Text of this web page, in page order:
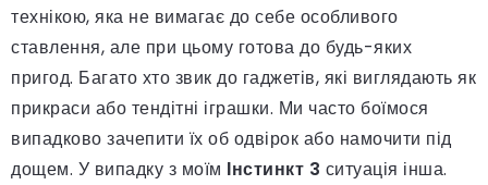
технікою, яка не вимагає до себе особливого
ставлення, але при цьому готова до будь-яких
пригод. Багато хто звик до гаджетів, які виглядають як
прикраси або тендітні іграшки. Ми часто боїмося
випадково зачепити їх об одвірок або намочити під
дощем. У випадку з моїм Інстинкт 3 ситуація інша.